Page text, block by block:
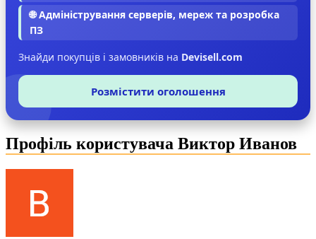
🌐 Адміністрування серверів, мереж та розробка
ПЗ
Знайди покупців і замовників на Devisell.com
Розмістити оголошення
Профіль користувача Виктор Иванов